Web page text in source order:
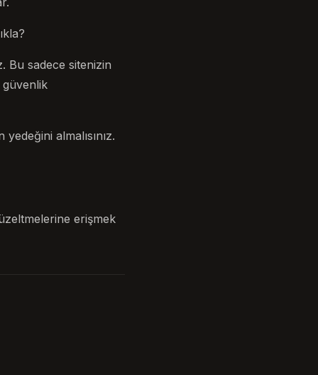
Bu sadece sitenizin
güvenlik
almalısınız.
erişmek